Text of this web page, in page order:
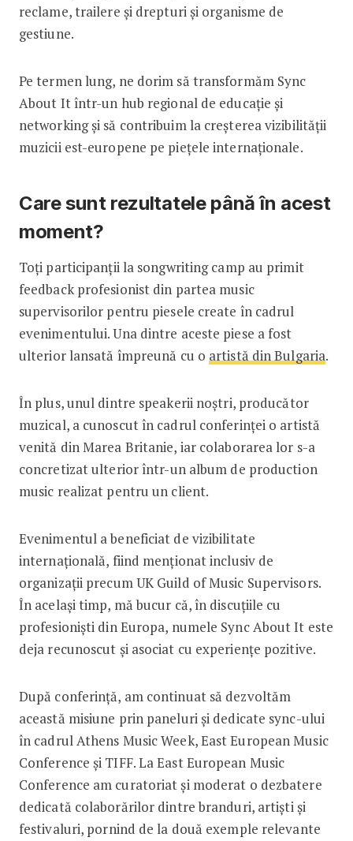
reclame, trailere și drepturi și organisme de
gestiune.
Pe termen lung, ne dorim să transformăm Sync
About It într-un hub regional de educație și
networking și să contribuim la creșterea vizibilității
muzicii est-europene pe piețele internaționale.
Care sunt rezultatele până în acest
moment?
Toți participanții la songwriting camp au primit
feedback profesionist din partea music
supervisorilor pentru piesele create în cadrul
evenimentului. Una dintre aceste piese a fost
ulterior lansată împreună cu o artistă din Bulgaria.
În plus, unul dintre speakerii noștri, producător
muzical, a cunoscut în cadrul conferinței o artistă
venită din Marea Britanie, iar colaborarea lor s-a
concretizat ulterior într-un album de production
music realizat pentru un client.
Evenimentul a beneficiat de vizibilitate
internațională, fiind menționat inclusiv de
organizații precum UK Guild of Music Supervisors.
În același timp, mă bucur că, în discuțiile cu
profesioniști din Europa, numele Sync About It este
deja recunoscut și asociat cu experiențe pozitive.
După conferință, am continuat să dezvoltăm
această misiune prin paneluri și dedicate sync-ului
în cadrul Athens Music Week, East European Music
Conference și TIFF. La East European Music
Conference am curatoriat și moderat o dezbatere
dedicată colaborărilor dintre branduri, artiști și
festivaluri, pornind de la două exemple relevante